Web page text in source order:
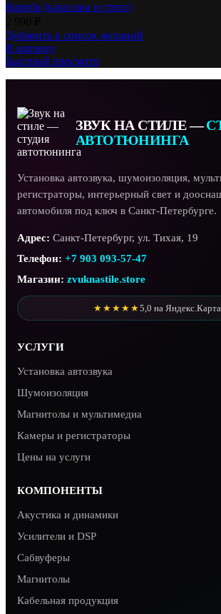
Короба (классика и стелс)
Добавить в список желаний
В корзину
Быстрый просмотр
ЗВУК НА СТИЛЕ —
АВТОТЮНИНГА
Установка автозвука, шумоизоляция,
регистраторы, интерьерный свет и
автомобиля под ключ в Санкт-Петербурге.
Адрес: Санкт-Петербург, ул. Тихая, 19
Телефон: +7 903 093-57-47
Магазин: zvuknastile.store
★★★★★5,0 на
УСЛУГИ
Установка автозвука
Шумоизоляция
Магнитолы и мультимедиа
Камеры и регистраторы
Цены на услуги
КОМПОНЕНТЫ
Акустика и динамики
Усилители и DSP
Сабвуферы
Магнитолы
Кабельная продукция